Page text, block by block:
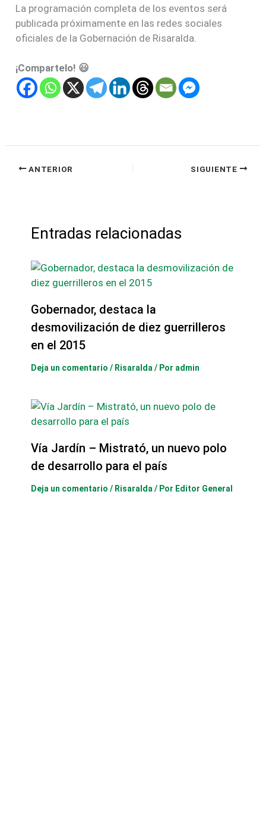
La programación completa de los eventos será
publicada próximamente en las redes sociales
oficiales de la Gobernación de Risaralda.
¡Compartelo! 😃
ANTERIOR SIGUIENTE
Entradas relacionadas
Gobernador, destaca la
desmovilización de diez guerrilleros
en el 2015
Deja un comentario / Risaralda / Por admin
Vía Jardín – Mistrató, un nuevo polo
de desarrollo para el país
Deja un comentario / Risaralda / Por Editor General